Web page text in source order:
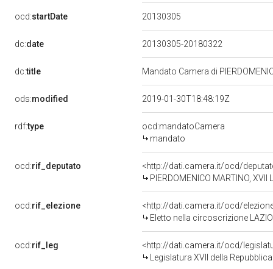
ocd:startDate 20130305
dc:date 20130305-20180322
dc:title Mandato Camera di
ods:modified 2019-01-30T18:48:19Z
rdf:type
ocd:mandatoCamera
mandato
ocd:rif_deputato
<http://dati.camera.it/ocd/
PIERDOMENICO MARTINO,
ocd:rif_elezione
<http://dati.camera.it/ocd/
Eletto nella circoscrizione
ocd:rif_leg
<http://dati.camera.it/ocd/
Legislatura XVII della